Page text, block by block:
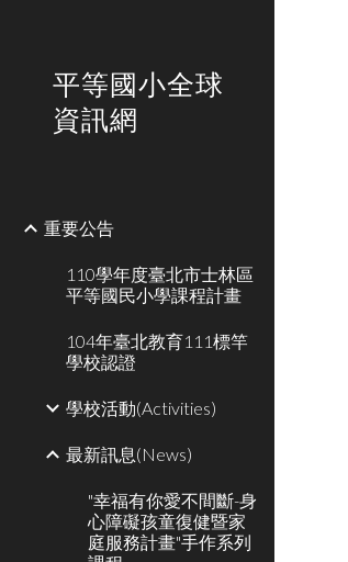
平等國小全球
資訊網
重要公告
110學年度臺北市士林區
平等國民小學課程計畫
104年臺北教育111標竿
學校認證
學校活動(Activities)
最新訊息(News)
"幸福有你愛不間斷-身
心障礙孩童復健暨家
庭服務計畫"手作系列